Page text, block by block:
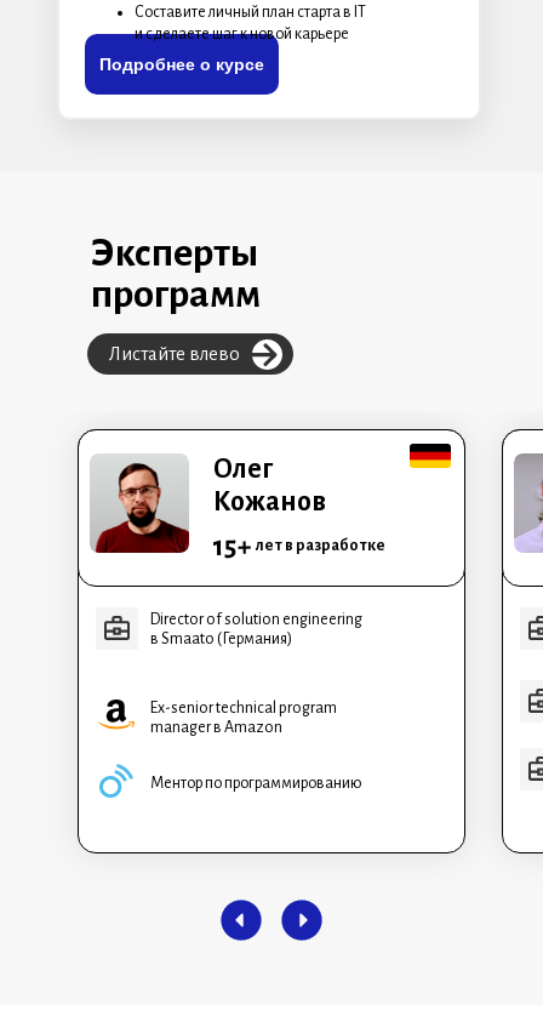
Подробнее о курсе
Составите личный план старта в IT
и сделаете шаг к новой карьере
Листайте влево
Эксперты
программ
Олег
Кожанов
Director of solution engineering
в Smaato (Германия)
Ментор по программированию
Ex-senior technical program
manager в Amazon
лет в разработке
15+